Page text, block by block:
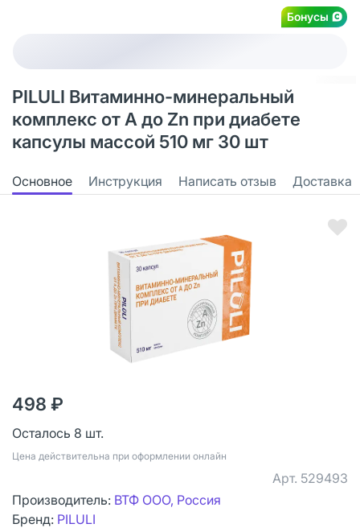
Бонусы
PILULI Витаминно-минеральный
комплекс от А до Zn при диабете
капсулы массой 510 мг 30 шт
Основное Инструкция Написать отзыв Доставка
498 ₽
Осталось 8 шт.
Цена действительна при оформлении онлайн
Арт. 529493
Производитель: ВТФ ООО, Россия
Бренд: PILULI